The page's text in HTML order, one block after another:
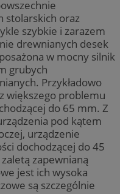
stolarskich oraz
szybkie i zarazem
drewnianych desek
w mocny silnik
grubych
Przykładowo
większego problemu
do 65 mm. Z
pod kątem
urządzenie
dochodzącej do 45
zapewnianą
jest ich wysoka
są szczególnie